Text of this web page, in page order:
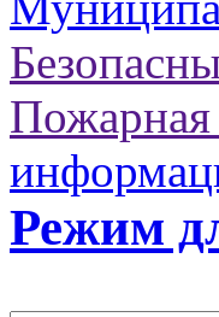
Пожарная
Режим